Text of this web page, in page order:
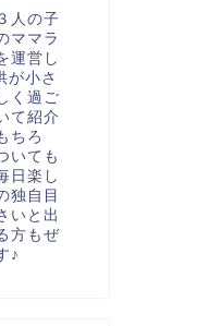
人の子
ママラ
運営し
が小さ
く過ご
て紹介
ちろ
いても
日楽し
独自目
いと出
方もぜ
♪